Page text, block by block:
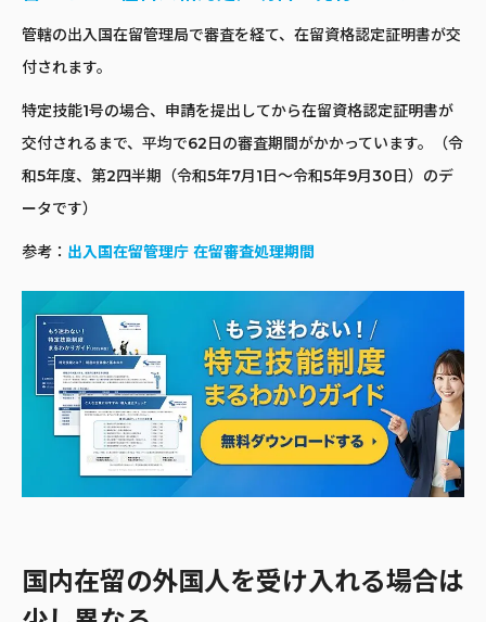
管轄の出入国在留管理局で審査を経て、在留資格認定証明書が交
付されます。
特定技能1号の場合、申請を提出してから在留資格認定証明書が
交付されるまで、平均で62日の審査期間がかかっています。（令
和5年度、第2四半期（令和5年7月1日〜令和5年9月30日）のデ
ータです）
参考： 出入国在留管理庁 在留審査処理期間
国内在留の外国人を受け入れる場合は